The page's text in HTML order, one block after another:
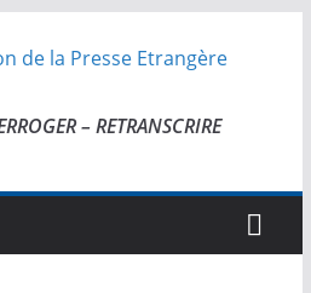
– RETRANSCRIRE